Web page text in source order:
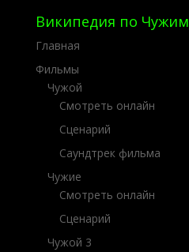
Википедия по Чужим
Главная
Фильмы
Чужой
Смотреть онлайн
Сценарий
Саундтрек фильма
Чужие
Смотреть онлайн
Сценарий
Чужой 3